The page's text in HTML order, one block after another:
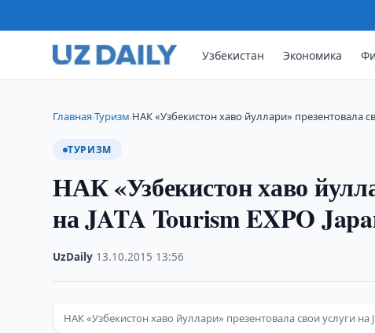
Узбекистан Экономика
Главная›Туризм›НАК «Узбекистон хаво йуллари» презентовала
ТУРИЗМ
НАК «Узбекистон хаво
на JATA Tourism EXPO
UzDaily 13.10.2015 13:56
НАК «Узбекистон хаво йуллари» презентовала свои услуги на